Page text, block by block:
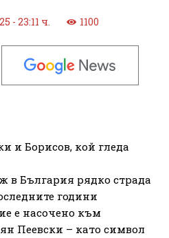
- 23:11 ч. 1100
и Борисов, кой гледа
в България рядко страда
години
е насочено към
Пеевски – като символ